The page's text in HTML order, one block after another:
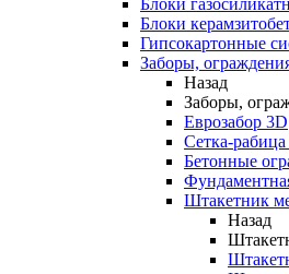
Блоки
Блоки
Гипсокартонные
Заборы,
Назад
Заборы,
Еврозабор 3D
Сетка-
Бетонные
Штакетник
Назад